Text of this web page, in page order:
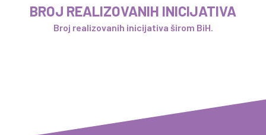
BROJ REALIZOVANIH INICIJATIVA
Broj realizovanih inicijativa širom BiH.